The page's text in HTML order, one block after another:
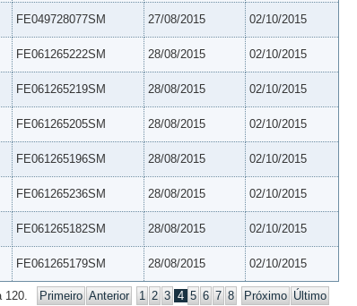
FE049728077SM 27/08/2015 02/10/2015
FE061265222SM 28/08/2015 02/10/2015
FE061265219SM 28/08/2015 02/10/2015
FE061265205SM 28/08/2015 02/10/2015
FE061265196SM 28/08/2015 02/10/2015
FE061265236SM 28/08/2015 02/10/2015
FE061265182SM 28/08/2015 02/10/2015
FE061265179SM 28/08/2015 02/10/2015
120. Primeiro Anterior 1 2 3 4 5 6 7 8 Próximo Último